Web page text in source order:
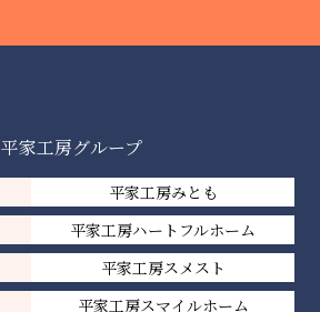
平家工房グループ
平家工房みとも
平家工房ハートフルホーム
平家工房スメスト
平家工房スマイルホーム